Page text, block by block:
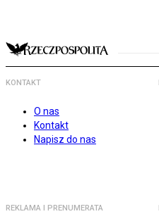
KONTAKT
O nas
Kontakt
Napisz do nas
REKLAMA I PRENUMERATA